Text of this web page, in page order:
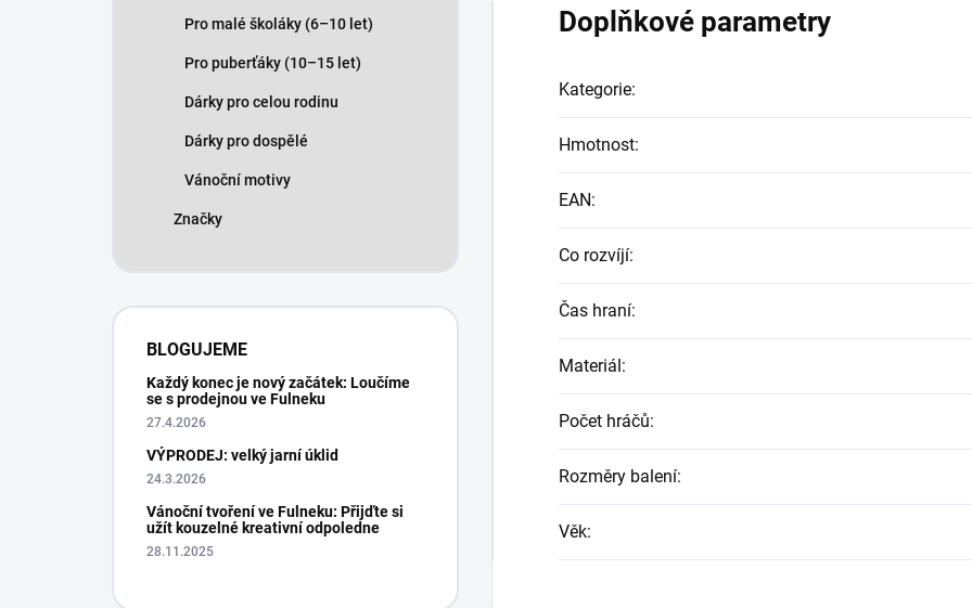
Pro malé školáky (6–10 let)
Pro puberťáky (10–15 let)
Dárky pro celou rodinu
Dárky pro dospělé
Vánoční motivy
Značky
BLOGUJEME
Každý konec je nový začátek: Loučíme
se s prodejnou ve Fulneku
27.4.2026
VÝPRODEJ: velký jarní úklid
24.3.2026
Vánoční tvoření ve Fulneku: Přijďte si
užít kouzelné kreativní odpoledne
28.11.2025
Doplňkové parametry
Kategorie:
Hmotnost:
EAN:
Co rozvíjí:
Čas hraní:
Materiál:
Počet hráčů:
Rozměry balení:
Věk: